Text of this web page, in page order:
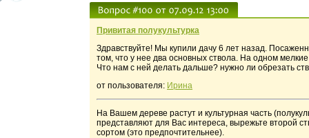
Привитая полукультурка
Здравствуйте! Мы купили дачу 6 лет назад.
том, что у нее два основных ствола. На одном
Что нам с ней делать дальше? нужно ли обрезать
от пользователя: Ирина
На Вашем дереве растут и культурная часть
представляют для Вас интереса, вырежьте второй
сортом (это предпочтительнее).